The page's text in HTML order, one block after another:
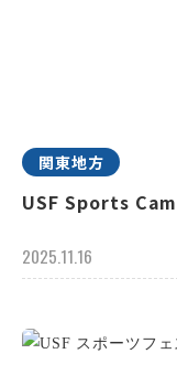
関東地方
USF Sports
2025.11.16